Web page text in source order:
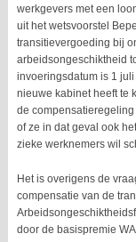
werkgevers met een
uit het wetsvoorstel
transitievergoeding bij
arbeidsongeschiktheid
invoeringsdatum is 1
nieuwe kabinet heeft te
de
of ze in dat geval ook
zieke werknemers wil
Het is overigens de
compensatie van de
door de basispremie